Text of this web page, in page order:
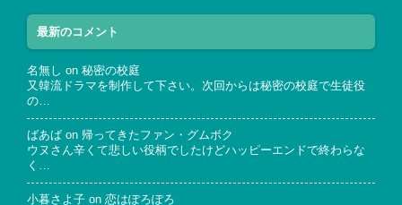
最新のコメント
名無し on 秘密の校庭
又韓流ドラマを制作して下さい。次回からは秘密の校庭で生徒役
の…
ばあば on 帰ってきたファン・グムボク
ウヌさん辛くて悲しい役柄でしたけどハッピーエンドで終わらな
く…
小暮さよ子 on 恋はぽろぽろ